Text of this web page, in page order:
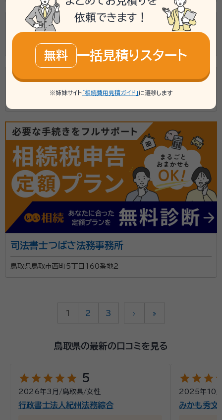
松尾貴彦司法書士事務所
鳥取県鳥取市若桜町39
横山幸三司法書士事務所
司法書士つばさ法務事務所
鳥取県鳥取市西町5丁目160番地2
1 2 3 › »
鳥取県の最新の口コミを見る
starstarstarstarstar 5
2026年3月 /鳥取県/女性
行政書士法人紀州法務綜合
starstarstar
2025年10
みかも秀文
依頼できます！
無料 一括見積りスタート
※姉妹サイト 「相続費用見積ガイド」 に遷移します